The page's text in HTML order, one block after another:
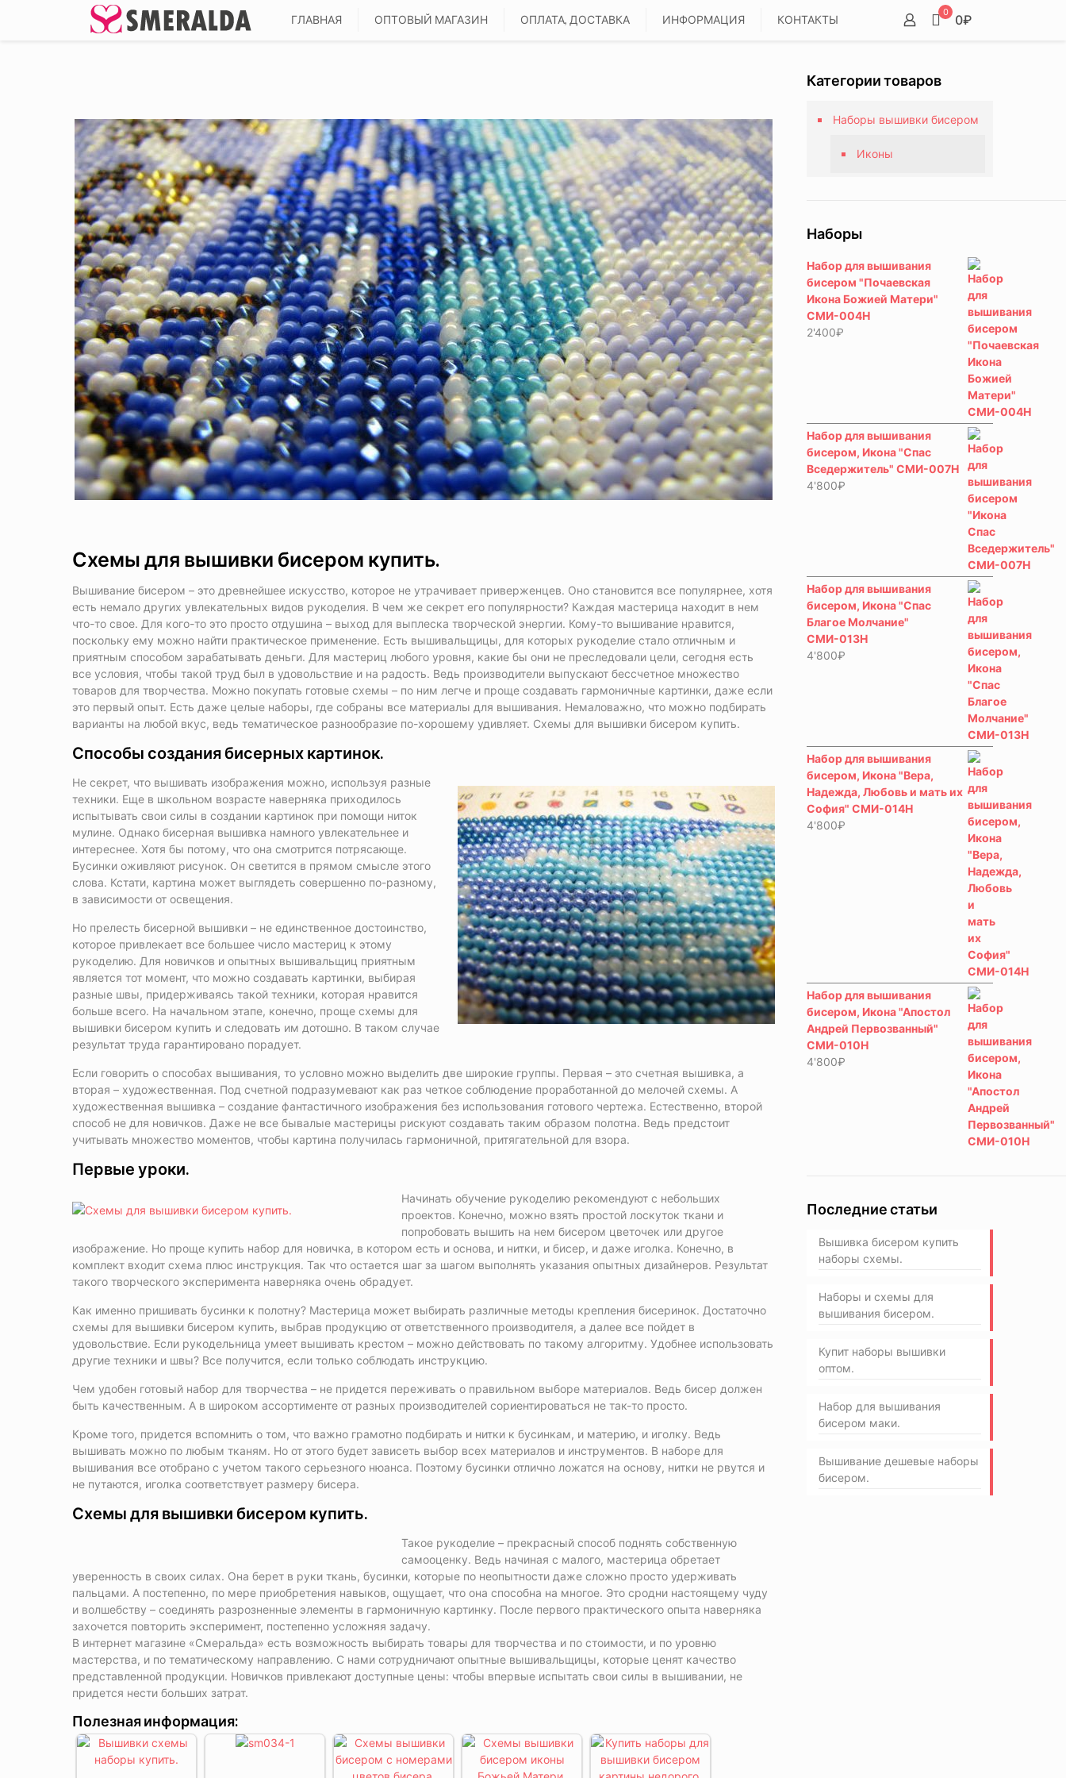
ГЛАВНАЯ ОПТОВЫЙ МАГАЗИН ОПЛАТА, ДОСТАВКА ИНФОРМАЦИЯ КОНТАКТЫ
0 0₽
Схемы для вышивки бисером купить.
Вышивание бисером – это древнейшее искусство, которое не утрачивает приверженцев. Оно становится все популярнее, хотя
есть немало других увлекательных видов рукоделия. В чем же секрет его популярности? Каждая мастерица находит в нем
что-то свое. Для кого-то это просто отдушина – выход для выплеска творческой энергии. Кому-то вышивание нравится,
поскольку ему можно найти практическое применение. Есть вышивальщицы, для которых рукоделие стало отличным и
приятным способом зарабатывать деньги. Для мастериц любого уровня, какие бы они не преследовали цели, сегодня есть
все условия, чтобы такой труд был в удовольствие и на радость. Ведь производители выпускают бессчетное множество
товаров для творчества. Можно покупать готовые схемы – по ним легче и проще создавать гармоничные картинки, даже если
это первый опыт. Есть даже целые наборы, где собраны все материалы для вышивания. Немаловажно, что можно подбирать
варианты на любой вкус, ведь тематическое разнообразие по-хорошему удивляет. Схемы для вышивки бисером купить.
Способы создания бисерных картинок.
Не секрет, что вышивать изображения можно, используя разные
техники. Еще в школьном возрасте наверняка приходилось
испытывать свои силы в создании картинок при помощи ниток
мулине. Однако бисерная вышивка намного увлекательнее и
интереснее. Хотя бы потому, что она смотрится потрясающе.
Бусинки оживляют рисунок. Он светится в прямом смысле этого
слова. Кстати, картина может выглядеть совершенно по-разному,
в зависимости от освещения.
Но прелесть бисерной вышивки – не единственное достоинство,
которое привлекает все большее число мастериц к этому
рукоделию. Для новичков и опытных вышивальщиц приятным
является тот момент, что можно создавать картинки, выбирая
разные швы, придерживаясь такой техники, которая нравится
больше всего. На начальном этапе, конечно, проще схемы для
вышивки бисером купить и следовать им дотошно. В таком случае
результат труда гарантировано порадует.
Если говорить о способах вышивания, то условно можно выделить две широкие группы. Первая – это счетная вышивка, а
вторая – художественная. Под счетной подразумевают как раз четкое соблюдение проработанной до мелочей схемы. А
художественная вышивка – создание фантастичного изображения без использования готового чертежа. Естественно, второй
способ не для новичков. Даже не все бывалые мастерицы рискуют создавать таким образом полотна. Ведь предстоит
учитывать множество моментов, чтобы картина получилась гармоничной, притягательной для взора.
Первые уроки.
Начинать обучение рукоделию рекомендуют с небольших
проектов. Конечно, можно взять простой лоскуток ткани и
попробовать вышить на нем бисером цветочек или другое
изображение. Но проще купить набор для новичка, в котором есть и основа, и нитки, и бисер, и даже иголка. Конечно, в
комплект входит схема плюс инструкция. Так что остается шаг за шагом выполнять указания опытных дизайнеров. Результат
такого творческого эксперимента наверняка очень обрадует.
Как именно пришивать бусинки к полотну? Мастерица может выбирать различные методы крепления бисеринок. Достаточно
схемы для вышивки бисером купить, выбрав продукцию от ответственного производителя, а далее все пойдет в
удовольствие. Если рукодельница умеет вышивать крестом – можно действовать по такому алгоритму. Удобнее использовать
другие техники и швы? Все получится, если только соблюдать инструкцию.
Чем удобен готовый набор для творчества – не придется переживать о правильном выборе материалов. Ведь бисер должен
быть качественным. А в широком ассортименте от разных производителей сориентироваться не так-то просто.
Кроме того, придется вспомнить о том, что важно грамотно подбирать и нитки к бусинкам, и материю, и иголку. Ведь
вышивать можно по любым тканям. Но от этого будет зависеть выбор всех материалов и инструментов. В наборе для
вышивания все отобрано с учетом такого серьезного нюанса. Поэтому бусинки отлично ложатся на основу, нитки не рвутся и
не путаются, иголка соответствует размеру бисера.
Схемы для вышивки бисером купить.
Такое рукоделие – прекрасный способ поднять собственную
самооценку. Ведь начиная с малого, мастерица обретает
уверенность в своих силах. Она берет в руки ткань, бусинки, которые по неопытности даже сложно просто удерживать
пальцами. А постепенно, по мере приобретения навыков, ощущает, что она способна на многое. Это сродни настоящему чуду
и волшебству – соединять разрозненные элементы в гармоничную картинку. После первого практического опыта наверняка
захочется повторить эксперимент, постепенно усложняя задачу.
В интернет магазине «Смеральда» есть возможность выбирать товары для творчества и по стоимости, и по уровню
мастерства, и по тематическому направлению. С нами сотрудничают опытные вышивальщицы, которые ценят качество
представленной продукции. Новичков привлекают доступные цены: чтобы впервые испытать свои силы в вышивании, не
придется нести больших затрат.
Полезная информация:
Категории товаров
Наборы вышивки бисером
Иконы
Наборы
Набор для вышивания
бисером "Почаевская
Икона Божией Матери"
СМИ-004Н
2'400₽
Набор для вышивания
бисером, Икона "Спас
Вседержитель" СМИ-007Н
4'800₽
Набор для вышивания
бисером, Икона "Спас
Благое Молчание"
СМИ-013Н
4'800₽
Набор для вышивания
бисером, Икона "Вера,
Надежда, Любовь и мать их
София" СМИ-014Н
4'800₽
Набор для вышивания
бисером, Икона "Апостол
Андрей Первозванный"
СМИ-010Н
4'800₽
Последние статьи
Вышивка бисером купить
наборы схемы.
Наборы и схемы для
вышивания бисером.
Купит наборы вышивки
оптом.
Набор для вышивания
бисером маки.
Вышивание дешевые наборы
бисером.